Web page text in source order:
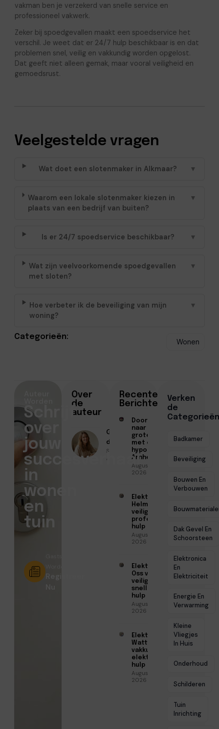
vakman ben je verzekerd van snelle service en
professioneel vakwerk.
Zeker bij spoedgevallen maakt een spoedservice het
verschil. Je weet dat er 24/7 hulp beschikbaar is en dat
problemen snel, veilig en vakkundig worden opgelost.
Dat geeft niet alleen gemak, maar vooral veiligheid en
gemoedsrust.
Veelgestelde vragen
Wat doet een slotenmaker in Alkmaar? ▼
Waarom een lokale slotenmaker kiezen in
plaats van een bedrijf van buiten?
▼
Is er 24/7 spoedservice beschikbaar? ▼
Wat zijn veelvoorkomende spoedgevallen
met sloten?
▼
Hoe verbeter ik de beveiliging van mijn
woning?
▼
Categorieën:
Wonen
Over
de
auteur
Geschreven
door
Sofia Mendes
● Mei 7, 2026
Recente
Berichten
Doorstromen
naar een
groter huis
met een
hypotheek in
Arnhem
Augustus 7,
2026
Elektricien
Helmond voor
veilige en
professionele
hulp
Augustus 6,
2026
Elektricien
Oss voor
veilige en
snelle
hulp
Augustus 6,
2026
Elektricien
Watt voor
vakkundige
elektrische
hulp
Augustus 5,
2026
Verken
de
Categorieën
Badkamer
Beveiliging
Bouwen En
Verbouwen
Dak Gevel En
Schoorsteen
Elektronica
En
Elektriciteit
Energie En
Verwarming
Kleine
Vliegjes
In Huis
Onderhoud
Schilderen
Tuin
Inrichting
Schrijf
over
jouw
succesverhaal
in
wonen
en
tuin
Registreer